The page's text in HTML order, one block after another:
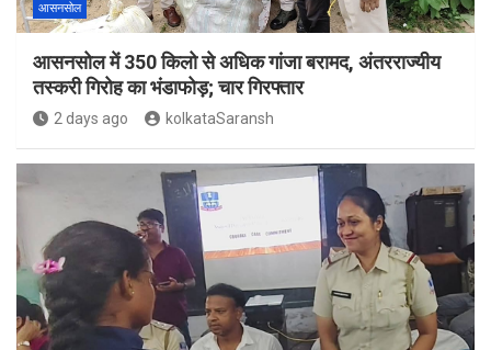
आसनसोल
आसनसोल में 350 किलो से अधिक गांजा बरामद, अंतरराज्यीय
तस्करी गिरोह का भंडाफोड़; चार गिरफ्तार
2 days ago kolkataSaransh